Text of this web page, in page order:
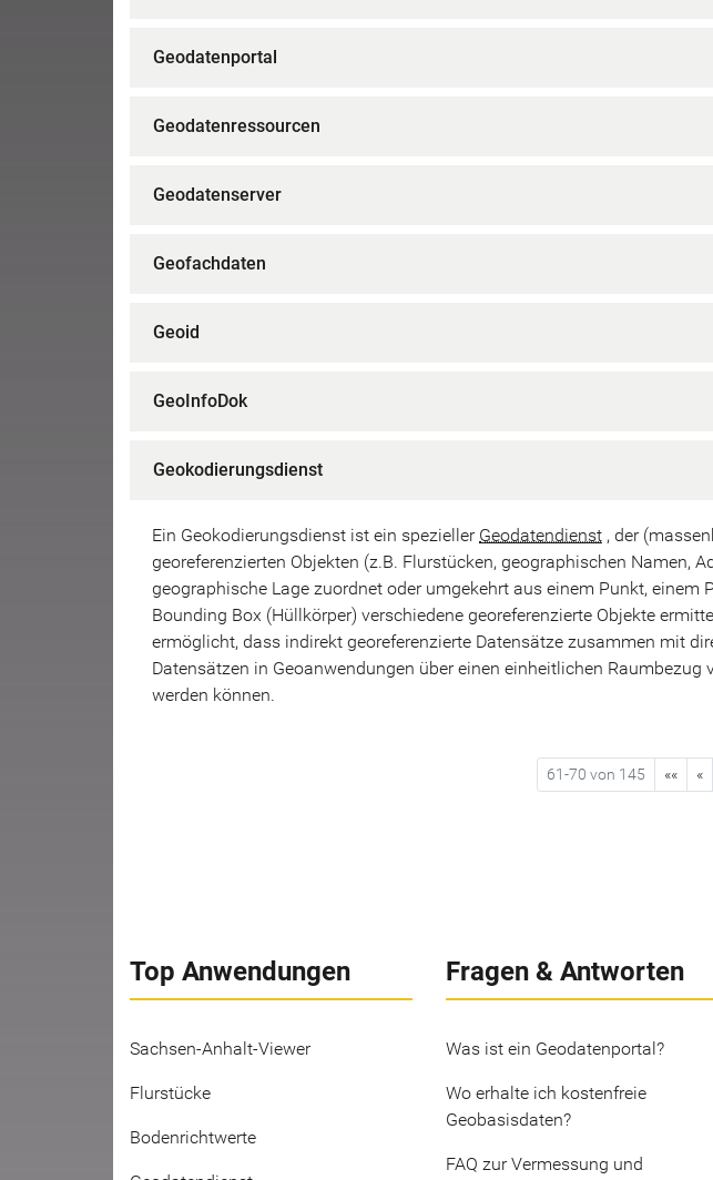
Geodatenportal
Geodatenressourcen
Geodatenserver
Geofachdaten
Geoid
GeoInfoDok
Geokodierungsdienst
Ein Geokodierungsdienst ist ein spezieller Geodatendienst , der
georeferenzierten Objekten (z.B. Flurstücken, geographischen Namen,
geographische Lage zuordnet oder umgekehrt aus einem Punkt, einem
Bounding Box (Hüllkörper) verschiedene georeferenzierte Objekte
ermöglicht, dass indirekt georeferenzierte Datensätze zusammen mit
Datensätzen in Geoanwendungen über einen einheitlichen
werden können.
61-70 von 145 «« «
Top Anwendungen
Sachsen-Anhalt-Viewer
Flurstücke
Bodenrichtwerte
Fragen & Antworten
Was ist ein Geodatenportal?
Wo erhalte ich kostenfreie
Geobasisdaten?
FAQ zur Vermessung und